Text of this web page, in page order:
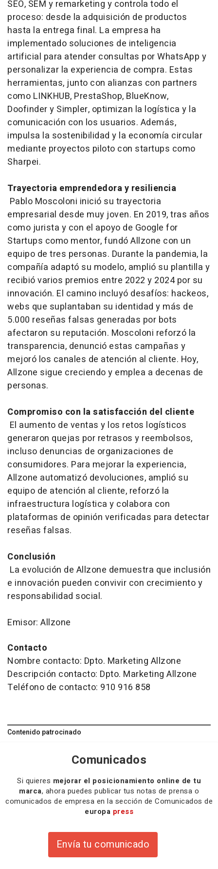
SEO, SEM y remarketing y controla todo el
proceso: desde la adquisición de productos
hasta la entrega final. La empresa ha
implementado soluciones de inteligencia
artificial para atender consultas por WhatsApp y
personalizar la experiencia de compra. Estas
herramientas, junto con alianzas con partners
como LINKHUB, PrestaShop, BlueKnow,
Doofinder y Simpler, optimizan la logística y la
comunicación con los usuarios. Además,
impulsa la sostenibilidad y la economía circular
mediante proyectos piloto con startups como
Sharpei.
Trayectoria emprendedora y resiliencia
Pablo Moscoloni inició su trayectoria
empresarial desde muy joven. En 2019, tras años
como jurista y con el apoyo de Google for
Startups como mentor, fundó Allzone con un
equipo de tres personas. Durante la pandemia, la
compañía adaptó su modelo, amplió su plantilla y
recibió varios premios entre 2022 y 2024 por su
innovación. El camino incluyó desafíos: hackeos,
webs que suplantaban su identidad y más de
5.000 reseñas falsas generadas por bots
afectaron su reputación. Moscoloni reforzó la
transparencia, denunció estas campañas y
mejoró los canales de atención al cliente. Hoy,
Allzone sigue creciendo y emplea a decenas de
personas.
Compromiso con la satisfacción del cliente
El aumento de ventas y los retos logísticos
generaron quejas por retrasos y reembolsos,
incluso denuncias de organizaciones de
consumidores. Para mejorar la experiencia,
Allzone automatizó devoluciones, amplió su
equipo de atención al cliente, reforzó la
infraestructura logística y colabora con
plataformas de opinión verificadas para detectar
reseñas falsas.
Conclusión
La evolución de Allzone demuestra que inclusión
e innovación pueden convivir con crecimiento y
responsabilidad social.
Emisor: Allzone
Contacto
Nombre contacto: Dpto. Marketing Allzone
Descripción contacto: Dpto. Marketing Allzone
Teléfono de contacto: 910 916 858
Contenido patrocinado
Comunicados
Si quieres mejorar el posicionamiento online de tu
marca, ahora puedes publicar tus notas de prensa o
comunicados de empresa en la sección de Comunicados de
europa press
Envía tu comunicado